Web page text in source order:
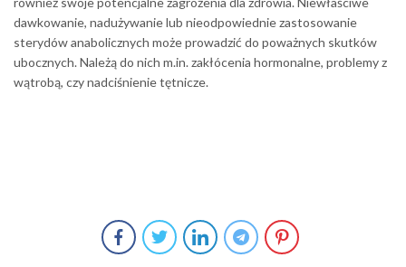
dawkowanie, nadużywanie lub nieodpowiednie zastosowanie
sterydów anabolicznych może prowadzić do poważnych skutków
ubocznych. Należą do nich m.in. zakłócenia hormonalne, problemy z
wątrobą, czy nadciśnienie tętnicze.